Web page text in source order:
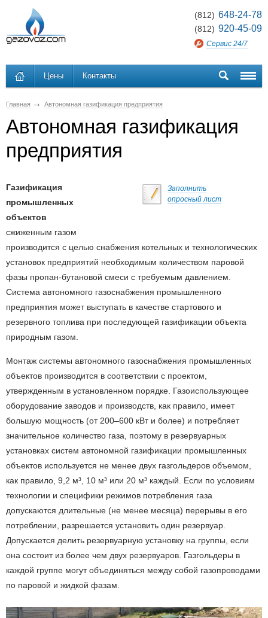
(812) 648-24-78
(812) 920-45-09
Сервис 24/7
Цены Контакты
Главная Автономная газификация предприятия
Автономная газификация
предприятия
Заполнить
опросный лист
Газификация
промышленных
объектов
сжиженным газом
производится с целью снабжения котельных и технологических
установок предприятий необходимым количеством паровой
фазы пропан-бутановой смеси с требуемым давлением.
Система автономного газоснабжения промышленного
предприятия может выступать в качестве стартового и
резервного топлива при последующей газификации объекта
природным газом.
Монтаж системы автономного газоснабжения промышленных
объектов производится в соответствии с проектом,
утвержденным в установленном порядке. Газоиспользующее
оборудование заводов и производств, как правило, имеет
большую мощность (от 200–600 кВт и более) и потребляет
значительное количество газа, поэтому в резервуарных
установках систем автономной газификации промышленных
объектов используется не менее двух газгольдеров объемом,
как правило, 9,2 м³, 10 м³ или 20 м³ каждый. Если по условиям
технологии и специфики режимов потребления газа
допускаются длительные (не менее месяца) перерывы в его
потреблении, разрешается установить один резервуар.
Допускается делить резервуарную установку на группы, если
она состоит из более чем двух резервуаров. Газгольдеры в
каждой группе могут объединяться между собой газопроводами
по паровой и жидкой фазам.